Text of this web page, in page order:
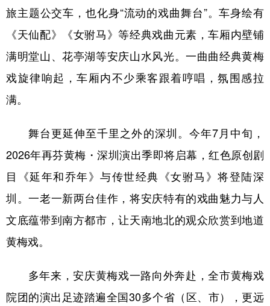
旅主题公交车，也化身“流动的戏曲舞台”。车身绘有
《天仙配》《女驸马》等经典戏曲元素，车厢内壁铺
满明堂山、花亭湖等安庆山水风光。一曲曲经典黄梅
戏旋律响起，车厢内不少乘客跟着哼唱，氛围感拉
满。
舞台更延伸至千里之外的深圳。今年7月中旬，
2026年再芬黄梅・深圳演出季即将启幕，红色原创剧
目《延年和乔年》与传世经典《女驸马》将登陆深
圳。一老一新两台佳作，将安庆特有的戏曲魅力与人
文底蕴带到南方都市，让天南地北的观众欣赏到地道
黄梅戏。
多年来，安庆黄梅戏一路向外奔赴，全市黄梅戏
院团的演出足迹踏遍全国30多个省（区、市），更远